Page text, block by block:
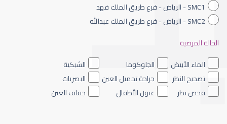
العدسات اللاصقة الطبية اليومية
SMC1 - الرياض - فرع طريق الملك فهد
SMC2 - الرياض - فرع طريق الملك عبدالله
الحالة المرضية
الماء الأبيض
الجلوكوما
الشبكية
تصحيح النظر
جراحة تجميل العين
البصريات
فحص نظر
عيون الأطفال جفاف العين